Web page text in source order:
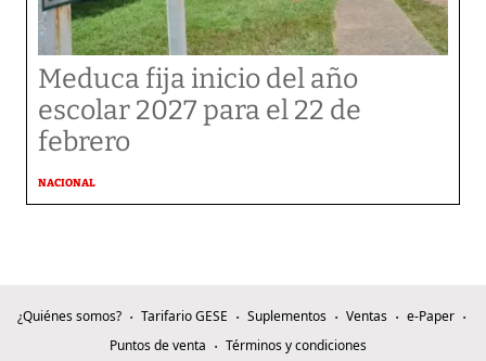
Meduca fija inicio del año
escolar 2027 para el 22 de
febrero
NACIONAL
¿Quiénes somos? Tarifario GESE Suplementos Ventas
e-Paper
Puntos de venta
Términos y condiciones